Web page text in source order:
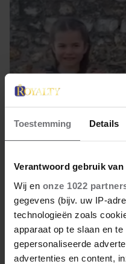
Toestemming Details
Verantwoord gebruik van
Wij en onze 1022
gegevens (bijv. uw IP-
technologieën zoals
apparaat op te slaan en
gepersonaliseerde
advertenties en content,
23 augustus 2022
KATE EN
TRADITIE
Hertog en hertogin
vernieuwingen door.